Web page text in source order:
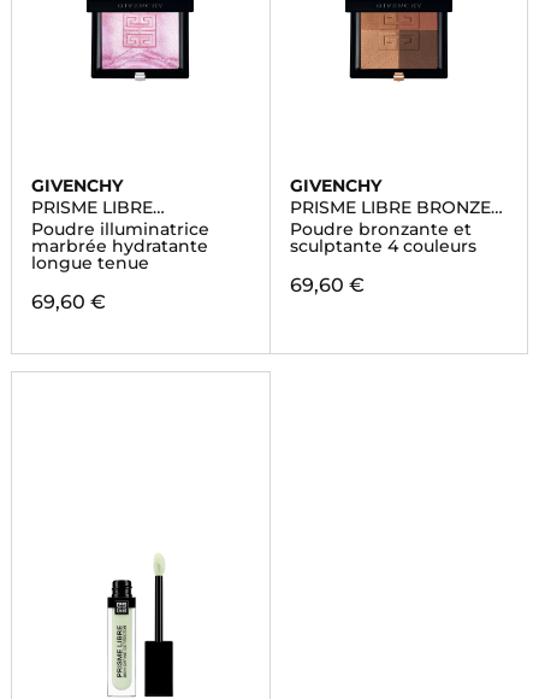
GIVENCHY
PRISME LIBRE
HIGHLIGHTER POWDER
Poudre illuminatrice
marbrée hydratante
longue tenue
69,60 €
GIVENCHY
PRISME LIBRE BRONZER
POWDER
Poudre bronzante et
sculptante 4 couleurs
69,60 €